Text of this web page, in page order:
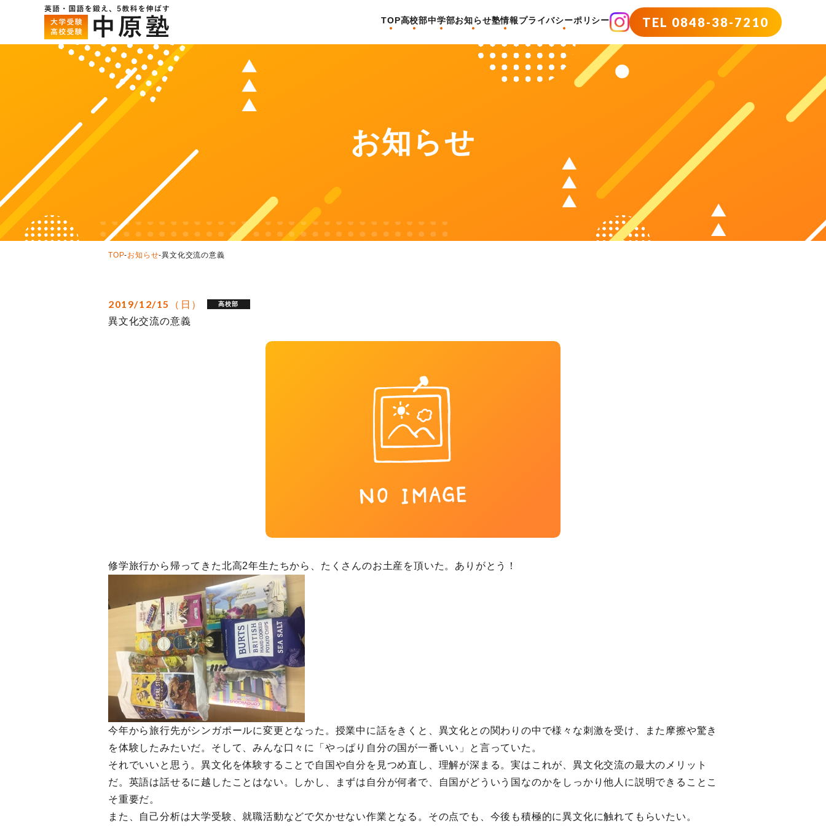
TOP高校部中学部お知らせ塾情報プライバシーポリシー TEL 0848-38-7210
お知らせ
TOP-お知らせ-異文化交流の意義
2019/12/15（日） 高校部
異文化交流の意義
修学旅行から帰ってきた北高2年生たちから、たくさんのお土産を頂いた。ありがとう！
今年から旅行先がシンガポールに変更となった。授業中に話をきくと、異文化との関わりの中で様々な刺激を受け、また摩擦や驚き
を体験したみたいだ。そして、みんな口々に「やっぱり自分の国が一番いい」と言っていた。
それでいいと思う。異文化を体験することで自国や自分を見つめ直し、理解が深まる。実はこれが、異文化交流の最大のメリット
だ。英語は話せるに越したことはない。しかし、まずは自分が何者で、自国がどういう国なのかをしっかり他人に説明できることこ
そ重要だ。
また、自己分析は大学受験、就職活動などで欠かせない作業となる。その点でも、今後も積極的に異文化に触れてもらいたい。